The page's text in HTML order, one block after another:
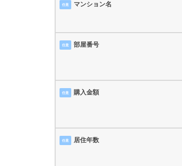
任意 マンション名
任意 部屋番号
任意 購入金額
任意 居住年数